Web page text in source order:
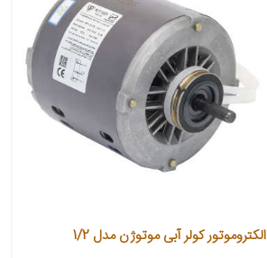
الکتروموتور کولر آبی موتوژن مدل 1/2